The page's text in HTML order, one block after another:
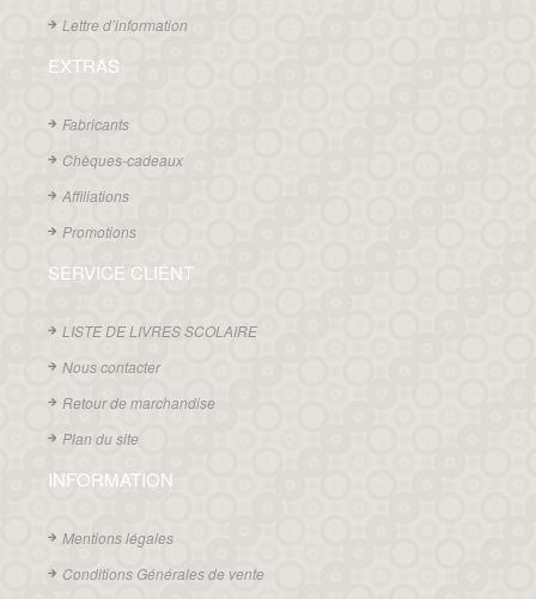
Lettre d’information
EXTRAS
Fabricants
Chèques-cadeaux
Affiliations
Promotions
SERVICE CLIENT
LISTE DE LIVRES SCOLAIRE
Nous contacter
Retour de marchandise
Plan du site
INFORMATION
Mentions légales
Conditions Générales de vente